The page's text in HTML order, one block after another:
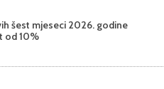
šest mjeseci 2026. godine
od 10%